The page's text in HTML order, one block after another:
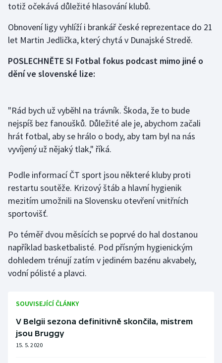
Moderní pětiboj
Motorsport
Parasport
Plážový volejbal
Ragby
Rychlobruslení
Rychlostní kanoistika
Sportovní střelba
Stolní tenis
Vodní slalom
totiž očekává důležité hlasování klubů.
Obnovení ligy vyhlíží i brankář české reprezentace do 21
let Martin Jedlička, který chytá v Dunajské Stredě.
POSLECHNĚTE SI Fotbal fokus podcast mimo jiné o
dění ve slovenské lize:
"Rád bych už vyběhl na trávník. Škoda, že to bude
nejspíš bez fanoušků. Důležité ale je, abychom začali
hrát fotbal, aby se hrálo o body, aby tam byl na nás
vyvíjený už nějaký tlak," říká.
Podle informací ČT sport jsou některé kluby proti
restartu soutěže. Krizový štáb a hlavní hygienik
mezitím umožnili na Slovensku otevření vnitřních
sportovišť.
Po téměř dvou měsících se poprvé do hal dostanou
například basketbalisté. Pod přísným hygienickým
dohledem trénují zatím v jediném bazénu akvabely,
vodní pólisté a plavci.
SOUVISEJÍCÍ ČLÁNKY
V Belgii sezona definitivně skončila, mistrem
jsou Bruggy
15. 5. 2020